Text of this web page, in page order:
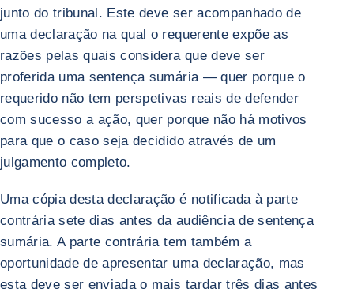
junto do tribunal. Este deve ser acompanhado de
uma declaração na qual o requerente expõe as
razões pelas quais considera que deve ser
proferida uma sentença sumária — quer porque o
requerido não tem perspetivas reais de defender
com sucesso a ação, quer porque não há motivos
para que o caso seja decidido através de um
julgamento completo.
Uma cópia desta declaração é notificada à parte
contrária sete dias antes da audiência de sentença
sumária. A parte contrária tem também a
oportunidade de apresentar uma declaração, mas
esta deve ser enviada o mais tardar três dias antes